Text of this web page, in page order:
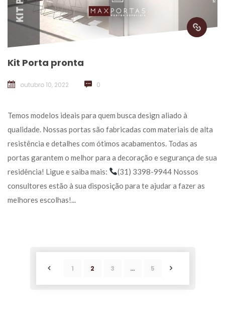
Kit Porta pronta
outubro 10, 2022 0
Temos modelos ideais para quem busca design aliado à
qualidade. Nossas portas são fabricadas com materiais de alta
resistência e detalhes com ótimos acabamentos. Todas as
portas garantem o melhor para a decoração e segurança de sua
residência! Ligue e saiba mais:
(31) 3398-9944 Nossos
consultores estão à sua disposição para te ajudar a fazer as
melhores escolhas!...
POST
1 2 3 … 5
POST